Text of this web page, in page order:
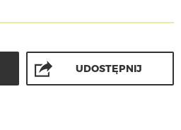
UDOSTĘPNIJ